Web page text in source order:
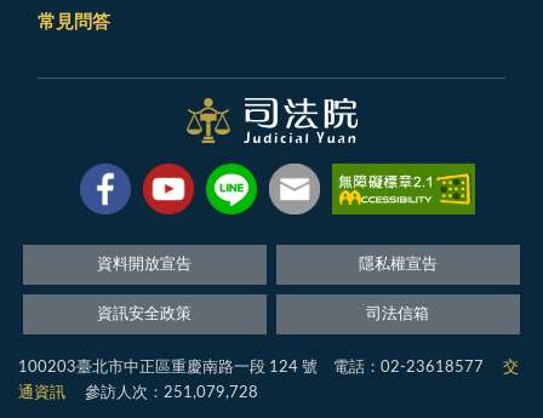
常見問答
資料開放宣告 隱私權宣告
資訊安全政策 司法信箱
100203臺北市中正區重慶南路一段 124 號 電話：02-23618577
交
通資訊
參訪人次：251,079,728